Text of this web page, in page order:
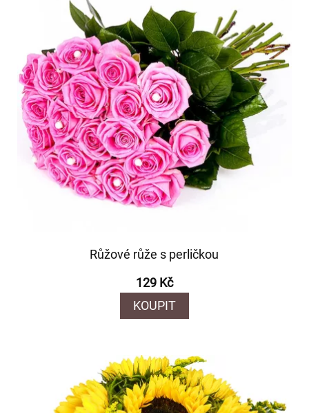
Růžové růže s perličkou
129 Kč
KOUPIT